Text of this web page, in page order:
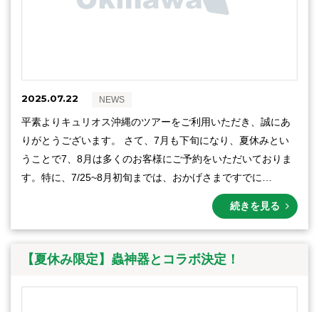
2025.07.22 NEWS
平素よりキュリオス沖縄のツアーをご利用いただき、誠にあ
りがとうございます。 さて、7月も下旬になり、夏休みとい
うことで7、8月は多くのお客様にご予約をいただいておりま
す。特に、7/25~8月初旬までは、おかげさまですでに…
続きを見る
【夏休み限定】蟲神器とコラボ決定！